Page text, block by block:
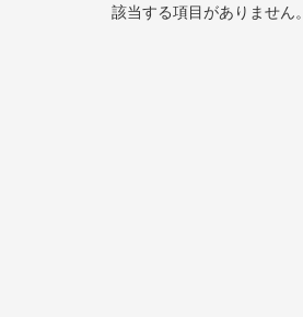
該当する項目がありません。